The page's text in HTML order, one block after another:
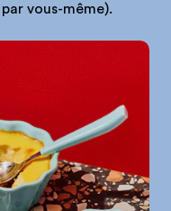
vous-même).